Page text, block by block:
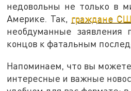
недовольны не только в
Америке. Так, граждане
необдуманные заявления
концов к фатальным
Напоминаем, что вы
интересные и важные